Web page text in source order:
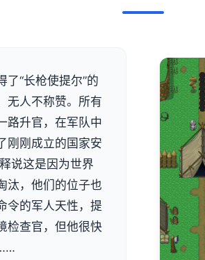
“长枪使提尔”的
无人不称赞。所有
路升官，在军队中
刚刚成立的国家安
说这是因为世界
汰，他们的位子也
令的军人天性，提
检查官，但他很快